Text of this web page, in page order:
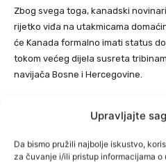
Upravljajte
Da bismo pružili najbolje iskustvo,
za čuvanje i/ili pristup informacijama o
Zbog svega toga, kanadski
rijetko viđa na utakmicama
će Kanada formalno imati status
tokom većeg dijela susreta
navijača Bosne i Hercegovine.
Jedno je sigurno, Toronto se
Bosne i Hercegovine žele još
najvjernijih i najstrastvenijih
nogometa, pišeKlix.